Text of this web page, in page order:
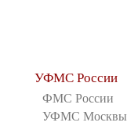
УФМС России
ФМС России
УФМС Москвы